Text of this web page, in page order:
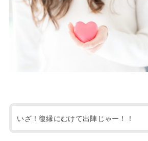
いざ！復縁にむけて出陣じゃー！！